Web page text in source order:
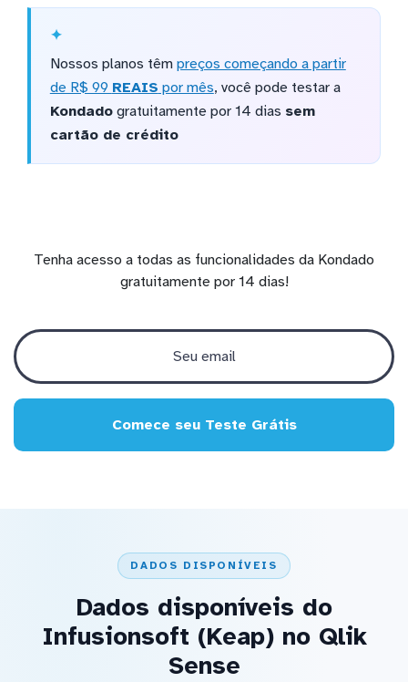
Nossos planos têm preços começando a partir
de R$ 99 REAIS por mês, você pode testar a
Kondadogratuitamente por 14 dias sem
cartão de crédito
Tenha acesso a todas as funcionalidades da Kondado
gratuitamente por 14 dias!
Comece seu Teste Grátis
DADOS DISPONÍVEIS
Dados disponíveis do
Infusionsoft (Keap) no Qlik
Sense